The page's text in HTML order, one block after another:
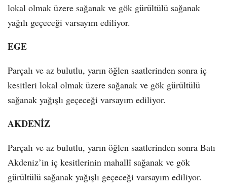
lokal olmak üzere sağanak ve gök gürültülü sağanak
yağılı geçeceği varsayım ediliyor.
EGE
Parçalı ve az bulutlu, yarın öğlen saatlerinden sonra iç
kesitleri lokal olmak üzere sağanak ve gök gürültülü
sağanak yağışlı geçeceği varsayım ediliyor.
AKDENİZ
Parçalı ve az bulutlu, yarın öğlen saatlerinden sonra Batı
Akdeniz’in iç kesitlerinin mahallî sağanak ve gök
gürültülü sağanak yağışlı geçeceği varsayım ediliyor.